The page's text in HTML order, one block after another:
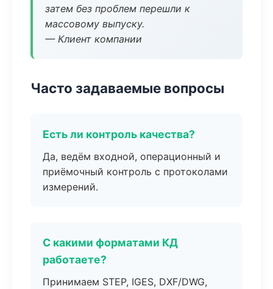
затем без проблем перешли к
массовому выпуску.
— Клиент компании
Часто задаваемые вопросы
Есть ли контроль качества?
Да, ведём входной, операционный и
приёмочный контроль с протоколами
измерений.
С какими форматами КД
работаете?
Принимаем STEP, IGES, DXF/DWG,